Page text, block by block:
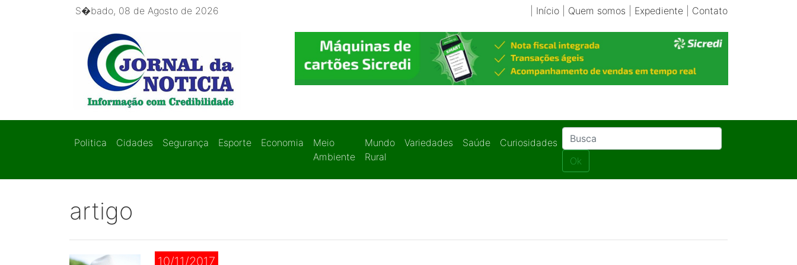
S�bado, 08 de Agosto de 2026 Início| Quem somos Expediente| Contato
Politica Cidades Segurança Esporte Economia
Meio
Ambiente
Mundo
Rural
Variedades Saúde
Curiosidades
Ok
artigo
10/11/2017